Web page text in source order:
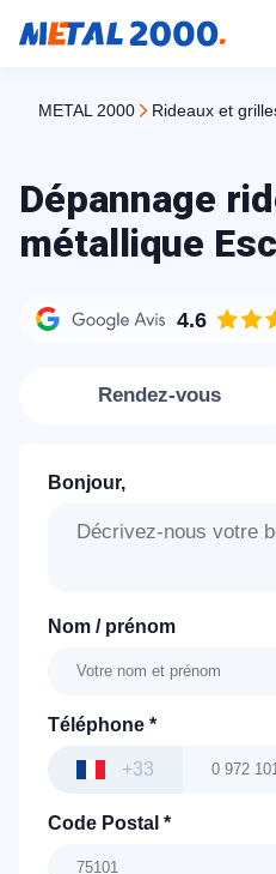
METAL 2000 rideaux et
Dépannage
métallique
4.6
Rendez-vous
Bonjour,
Nom / prénom
Téléphone *
+33
Code Postal *